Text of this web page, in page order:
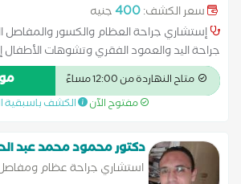
سعر الكشف:400جنيه
إستشاري جراحة العظام والكسور والمفاصل
جراحة اليد والعمود الفقري وتشوهات
مفصل الورك استبدال مفصل الكتف الخلايا
الحراري تطويل العظام علاج آلام الأعصاب
الرباط الصليبي عملية الغضروف عملية تبديل
متاح النهاردة من 12:00 مساءً
مفتوح الآن الكشف باسبقية
دكتور محمود محمد عبد
استشاري جراحة عظام